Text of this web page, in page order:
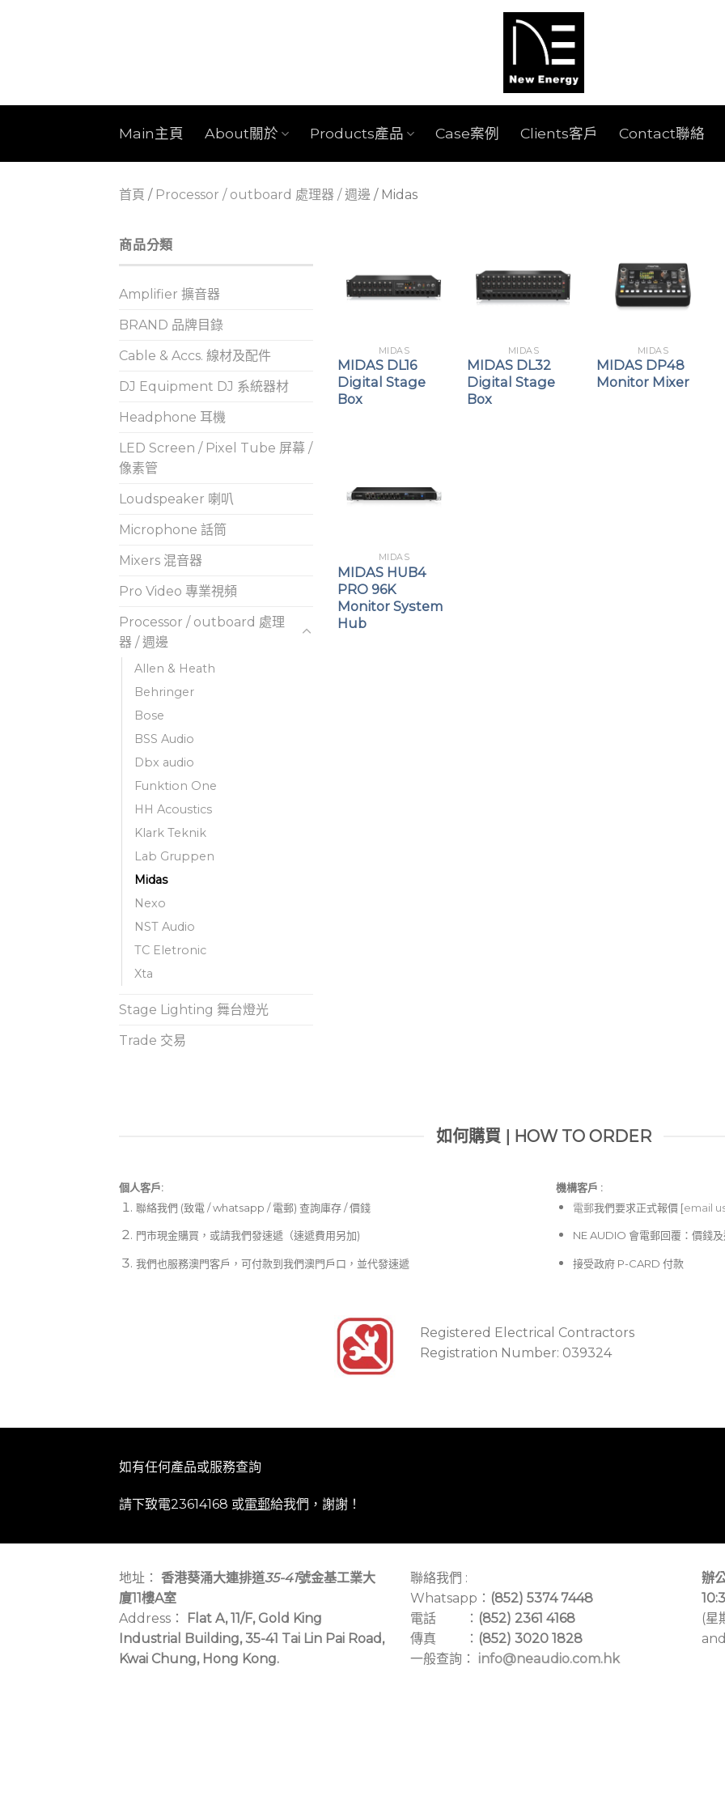
Main主頁 About關於 Products產品 Case案例 Clients客戶 Contact聯絡
首頁 / Processor / outboard 處理器 / 週邊 / Midas
商品分類
Amplifier 擴音器
BRAND 品牌目錄
Cable & Accs. 線材及配件
DJ Equipment DJ 系統器材
Headphone 耳機
LED Screen / Pixel Tube 屏幕 /
像素管
Loudspeaker 喇叭
Microphone 話筒
Mixers 混音器
Pro Video 專業視頻
Processor / outboard 處理
器 / 週邊
Allen & Heath
Behringer
Bose
BSS Audio
Dbx audio
Funktion One
HH Acoustics
Klark Teknik
Lab Gruppen
Midas
Nexo
NST Audio
TC Eletronic
Xta
Stage Lighting 舞台燈光
Trade 交易
MIDAS
MIDAS DL16
Digital Stage
Box
MIDAS
MIDAS DL32
Digital Stage
Box
MIDAS
MIDAS DP48
Monitor Mixer
MIDAS
MIDAS HUB4
PRO 96K
Monitor System
Hub
如何購買 | HOW TO ORDER
個人客戶:
聯絡我們 (致電 / whatsapp / 電郵) 查詢庫存 / 價錢
門市現金購買，或請我們發速遞（速遞費用另加)
我們也服務澳門客戶，可付款到我們澳門戶口，並代發速遞
機構客戶 :​
電郵我們要求正式報價 [email
NE AUDIO 會電郵回覆：價錢
接受政府 P-CARD 付款
Registered Electrical Contractors
Registration Number: 039324
如有任何產品或服務查詢
請下致電23614168 或電郵給我們，謝謝！
地址： 香港葵涌大連排道35-41號金基工業大
廈11樓A室
Address：
Flat A, 11/F, Gold King
Industrial Building, 35-41 Tai Lin Pai Road,
Kwai Chung, Hong Kong.
聯絡我們 :
Whatsapp： (852) 5374 7448
電話 ： (852) 2361 4168
傳真 ： (852) 3020 1828
一般查詢： info@neaudio.com.hk
辦
(星